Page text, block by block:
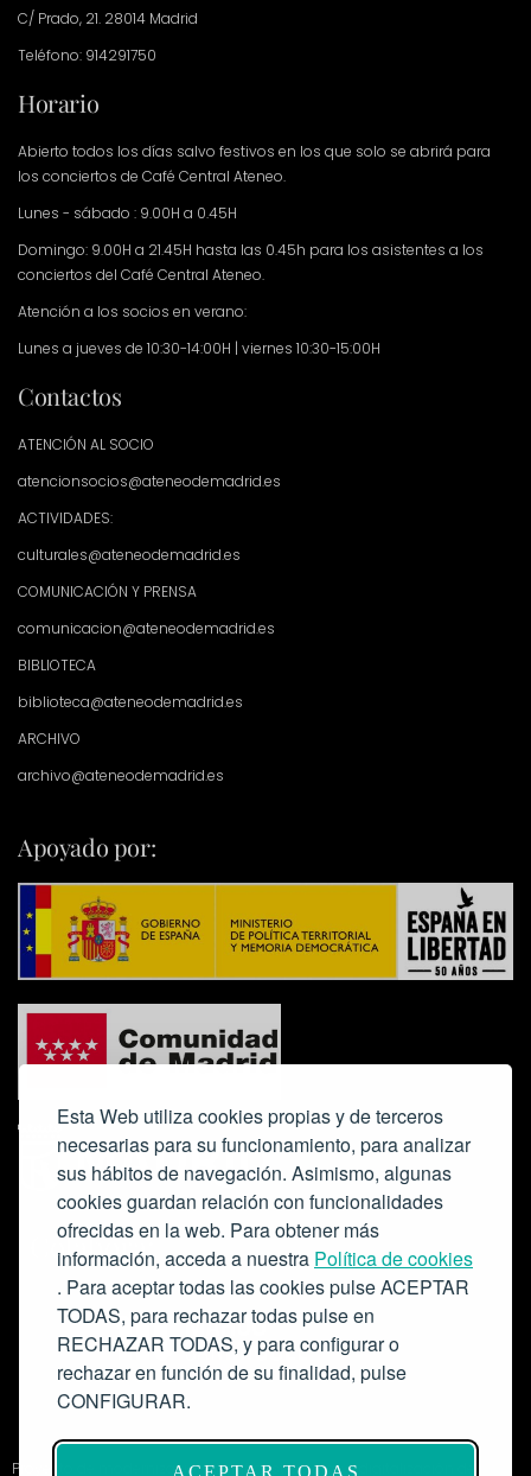
Esta Web utiliza cookies propias y de terceros
necesarias para su funcionamiento, para analizar
sus hábitos de navegación. Asimismo, algunas
cookies guardan relación con funcionalidades
ofrecidas en la web. Para obtener más
información, acceda a nuestra Política de cookies
. Para aceptar todas las cookies pulse ACEPTAR
TODAS, para rechazar todas pulse en
RECHAZAR TODAS, y para configurar o
rechazar en función de su finalidad, pulse
CONFIGURAR.
ACEPTAR TODAS
C/ Prado, 21. 28014 Madrid
Teléfono: 914291750
Horario
Abierto todos los días salvo festivos en los que solo se abrirá para
los conciertos de Café Central Ateneo.
Lunes - sábado : 9.00H a 0.45H
Domingo: 9.00H a 21.45H hasta las 0.45h para los asistentes a los
conciertos del Café Central Ateneo.
Atención a los socios en verano:
Lunes a jueves de 10:30-14:00H | viernes 10:30-15:00H
Contactos
ATENCIÓN AL SOCIO
atencionsocios@ateneodemadrid.es
ACTIVIDADES:
culturales@ateneodemadrid.es
COMUNICACIÓN Y PRENSA
comunicacion@ateneodemadrid.es
BIBLIOTECA
biblioteca@ateneodemadrid.es
ARCHIVO
archivo@ateneodemadrid.es
Apoyado por:
Colabora:
Proyecto de modernización de infraestructuras y digitalización del